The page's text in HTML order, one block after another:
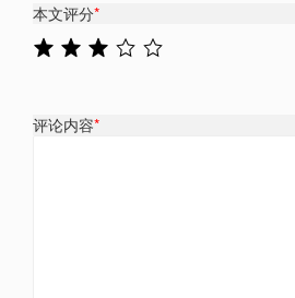
本文评分*
评论内容*